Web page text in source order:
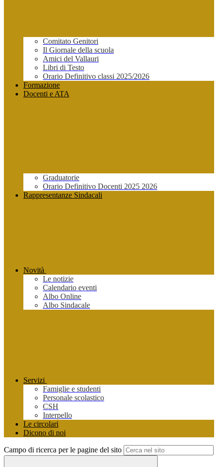
Comitato Genitori
Il Giornale della scuola
Amici del Vallauri
Libri di Testo
Orario Definitivo classi 2025/2026
Formazione
Docenti e ATA
Graduatorie
Orario Definitivo Docenti 2025 2026
Rappresentanze Sindacali
Novità
Le notizie
Calendario eventi
Albo Online
Albo Sindacale
Servizi
Famiglie e studenti
Personale scolastico
CSH
Interpello
Le circolari
Dicono di noi
Campo di ricerca per le pagine del sito